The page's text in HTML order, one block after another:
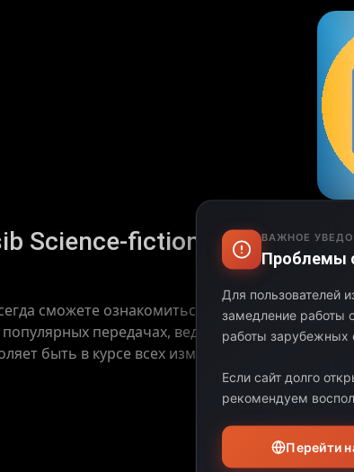
Science-fiction FHD» –
Аторизуйтесь
сможете ознакомиться с полным
передачах, ведущих и уникальных
быть в курсе всех изменений и новинок в
оставайтесь
Выберите
ВАЖНОЕ
Проблемы
Для пользователей
замедление работы
работы зарубежных
Если сайт долго
рекомендуем
Перейти